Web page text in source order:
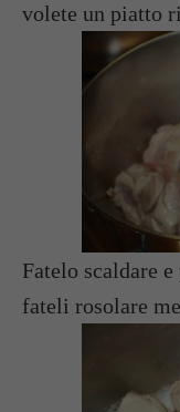
volete un piatto
Fatelo scaldare
fateli rosolare